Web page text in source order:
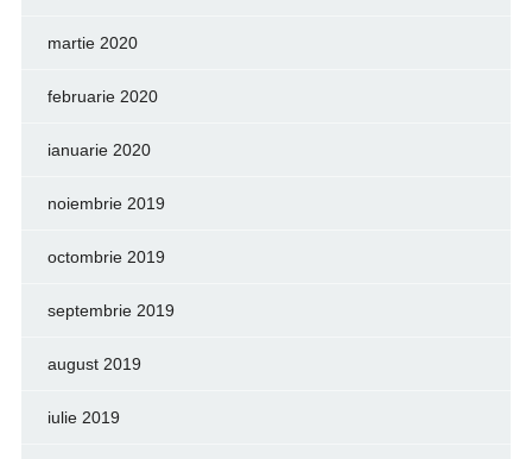
martie 2020
februarie 2020
ianuarie 2020
noiembrie 2019
octombrie 2019
septembrie 2019
august 2019
iulie 2019